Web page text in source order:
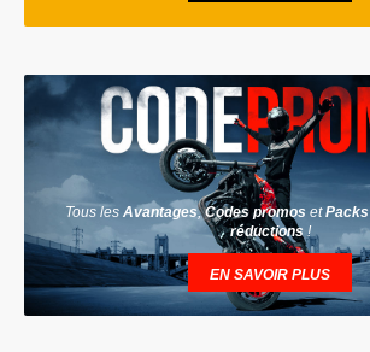
Tous les Avantages,Codes promos etPacks
réductions !
EN SAVOIR PLUS